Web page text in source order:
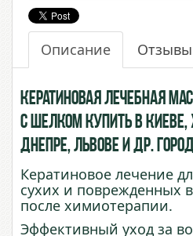
Описание Отзывы
Кератиновая лечебная
с Шелком купить в Киеве,
Днепре, Львове и др.
Кератиновое лечение
сухих и поврежденных
после химиотерапии.
Эффективный уход за